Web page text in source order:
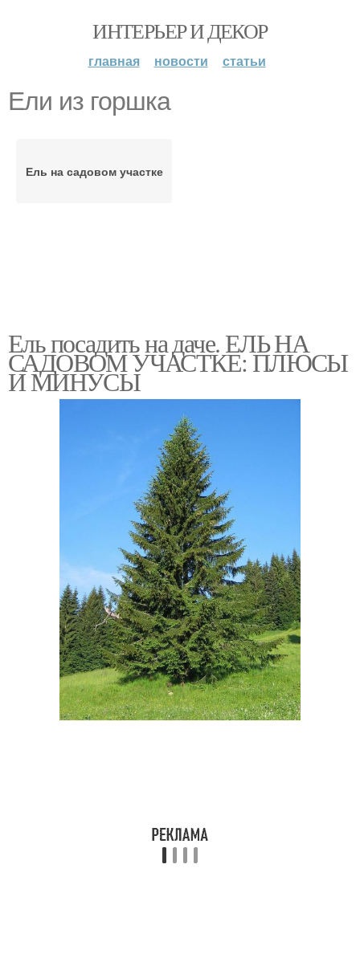
ИНТЕРЬЕР И ДЕКОР
главная новости статьи
Ели из горшка
Ель на садовом участке
Ель посадить на даче. ЕЛЬ НА
САДОВОМ УЧАСТКЕ: ПЛЮСЫ
И МИНУСЫ